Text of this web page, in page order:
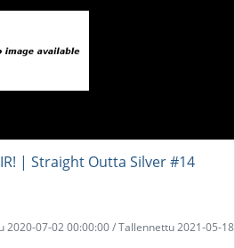
| Straight Outta Silver #14
2020-07-02 00:00:00 / Tallennettu 2021-05-18